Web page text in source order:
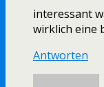
interessant
wirklich eine
Antworten